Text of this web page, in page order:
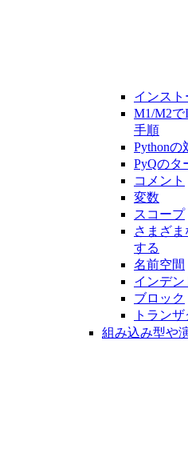
インスト
M1/M2で
手順
Pythonの
PyQのタ
コメント
変数
スコープ
さまざ
する
名前空間
インデン
ブロック
トラン
組み込み型や